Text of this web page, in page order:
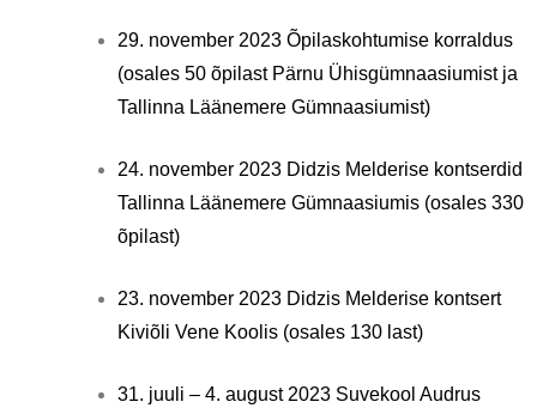
29. november 2023 Õpilaskohtumise korraldus
(osales 50 õpilast Pärnu Ühisgümnaasiumist ja
Tallinna Läänemere Gümnaasiumist)
24. november 2023 Didzis Melderise kontserdid
Tallinna Läänemere Gümnaasiumis (osales 330
õpilast)
23. november 2023 Didzis Melderise kontsert
Kiviõli Vene Koolis (osales 130 last)
31. juuli – 4. august 2023 Suvekool Audrus